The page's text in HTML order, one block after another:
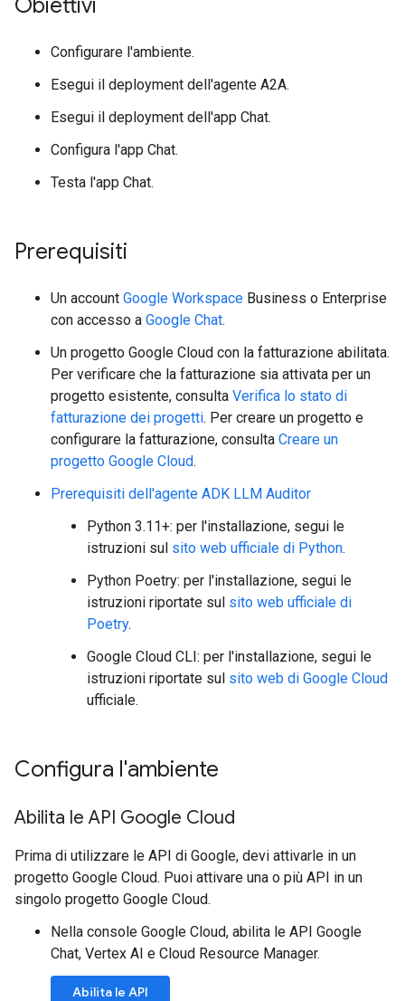
Obiettivi
Configurare l'ambiente.
Esegui il deployment dell'agente A2A.
Esegui il deployment dell'app Chat.
Configura l'app Chat.
Testa l'app Chat.
Prerequisiti
Un account Google Workspace Business o Enterprise
con accesso a Google Chat.
Un progetto Google Cloud con la fatturazione abilitata.
Per verificare che la fatturazione sia attivata per un
progetto esistente, consulta Verifica lo stato di
fatturazione dei progetti. Per creare un progetto e
configurare la fatturazione, consulta Creare un
progetto Google Cloud.
Prerequisiti dell'agente ADK LLM Auditor
Python 3.11+: per l'installazione, segui le
istruzioni sul sito web ufficiale di Python.
Python Poetry: per l'installazione, segui le
istruzioni riportate sul sito web ufficiale di
Poetry.
Google Cloud CLI: per l'installazione, segui le
istruzioni riportate sul sito web di Google Cloud
ufficiale.
Configura l'ambiente
Abilita le API Google Cloud
Prima di utilizzare le API di Google, devi attivarle in un
progetto Google Cloud. Puoi attivare una o più API in un
singolo progetto Google Cloud.
Nella console Google Cloud, abilita le API Google
Chat, Vertex AI e Cloud Resource Manager.
Abilita le API